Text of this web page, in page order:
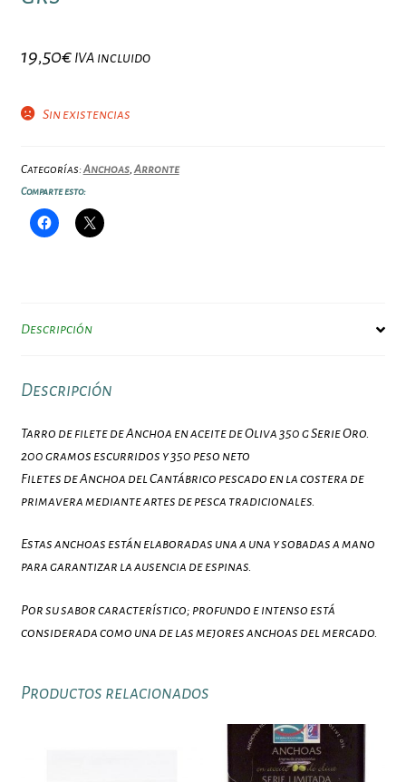
19,50€ IVA incluido
Sin existencias
Categorías:Anchoas, Arronte
Comparte esto:
Descripción
Descripción
Tarro de filete de Anchoa en aceite de Oliva 350 g Serie Oro.
200 gramos escurridos y 350 peso neto
Filetes de Anchoa del Cantábrico pescado en la costera de
primavera mediante artes de pesca tradicionales.
Estas anchoas están elaboradas una a una y sobadas a mano
para garantizar la ausencia de espinas.
Por su sabor característico; profundo e intenso está
considerada como una de las mejores anchoas del mercado.
Productos relacionados